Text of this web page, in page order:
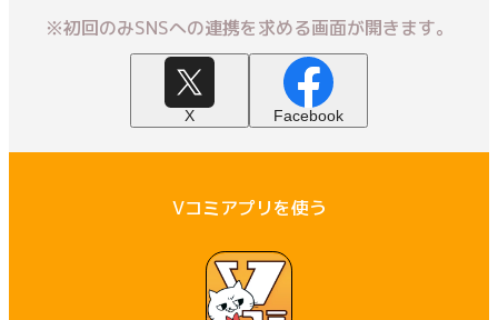
※初回のみSNSへの連携を求める画面が開きます。
X Facebook
Vコミアプリを使う